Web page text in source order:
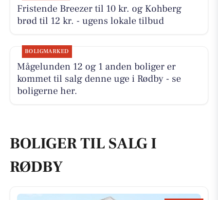
Fristende Breezer til 10 kr. og Kohberg
brød til 12 kr. - ugens lokale tilbud
BOLIGMARKED
Mågelunden 12 og 1 anden boliger er
kommet til salg denne uge i Rødby - se
boligerne her.
BOLIGER TIL SALG I
RØDBY